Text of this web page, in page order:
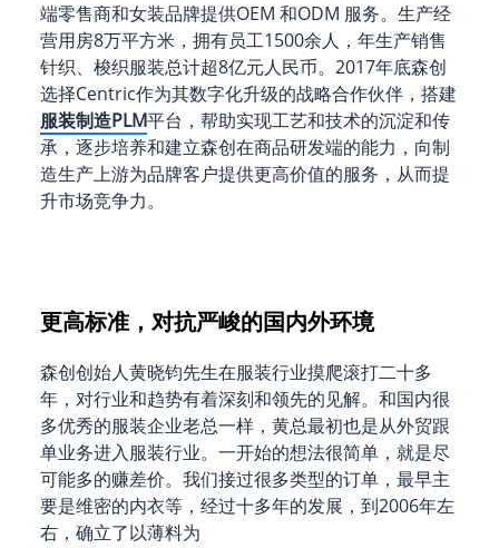
端零售商和女装品牌提供OEM 和ODM 服务。生产经
营用房8万平方米，拥有员工1500余人，年生产销售
针织、梭织服装总计超8亿元人民币。2017年底森创
选择Centric作为其数字化升级的战略合作伙伴，搭建
服装制造PLM平台，帮助实现工艺和技术的沉淀和传
承，逐步培养和建立森创在商品研发端的能力，向制
造生产上游为品牌客户提供更高价值的服务，从而提
升市场竞争力。
更高标准，对抗严峻的国内外环境
森创创始人黄晓钧先生在服装行业摸爬滚打二十多
年，对行业和趋势有着深刻和领先的见解。和国内很
多优秀的服装企业老总一样，黄总最初也是从外贸跟
单业务进入服装行业。一开始的想法很简单，就是尽
可能多的赚差价。我们接过很多类型的订单，最早主
要是维密的内衣等，经过十多年的发展，到2006年左
右，确立了以薄料为